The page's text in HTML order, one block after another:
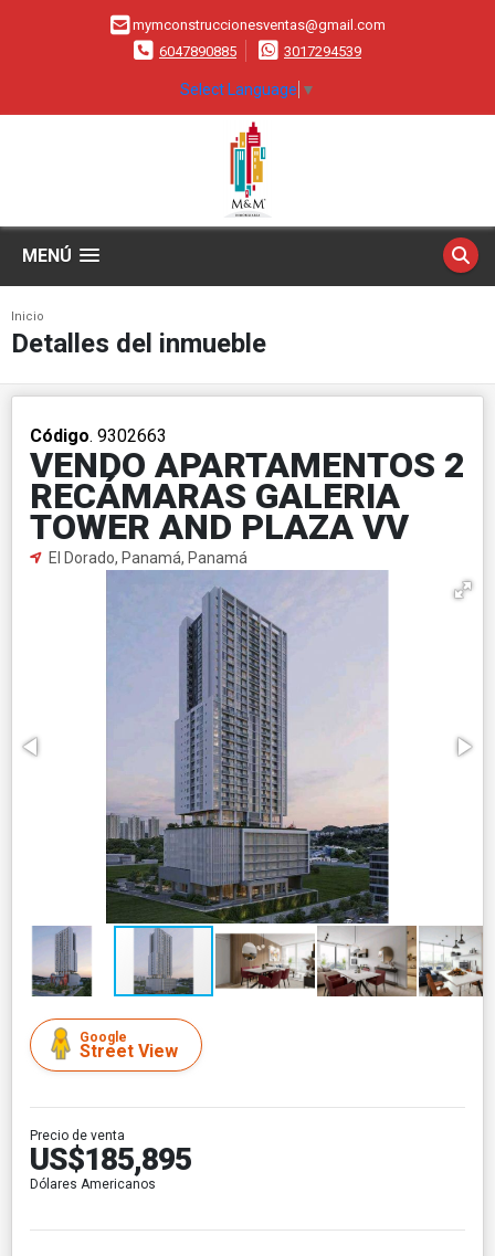
mymconstruccionesventas@gmail.com
6047890885
3017294539
Select Language ▼
MENÚ
Inicio
Detalles del inmueble
Código. 9302663
VENDO APARTAMENTOS 2
RECÁMARAS GALERIA
TOWER AND PLAZA VV
El Dorado, Panamá, Panamá
Google
Street View
Precio de venta
US$185,895
Dólares Americanos